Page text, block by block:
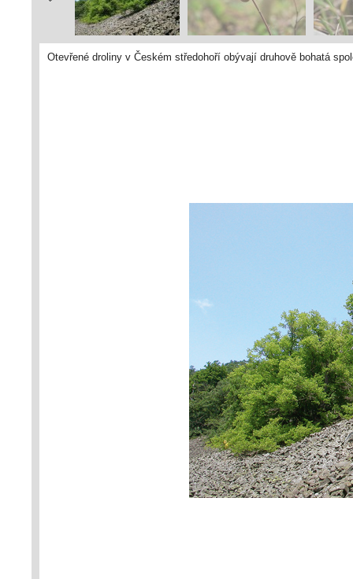
Otevřené droliny v Českém středohoří obývají druhově bohatá